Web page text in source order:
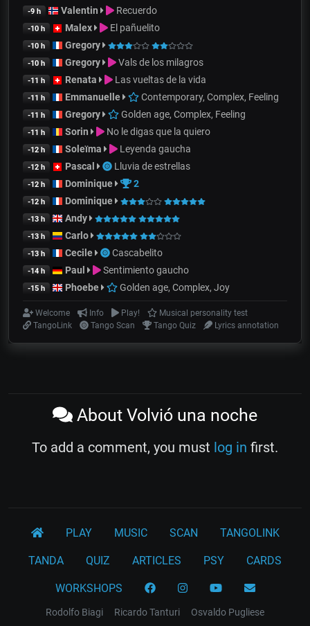
-9 h Valentin Recuerdo
-10 h Malex El pañuelito
-10 h Gregory
-10 h Gregory Vals de los milagros
-11 h Renata Las vueltas de la vida
-11 h Emmanuelle Contemporary, Complex, Feeling
-11 h Gregory Golden age, Complex, Feeling
-11 h Sorin No le digas que la quiero
-12 h Soleïma Leyenda gaucha
-12 h Pascal Lluvia de estrellas
-12 h Dominique 2
-12 h Dominique
-13 h Andy
-13 h Carlo
-13 h Cecile Cascabelito
-14 h Paul Sentimiento gaucho
-15 h Phoebe Golden age, Complex, Joy
Welcome Info Play!
Musical personality test
TangoLink
Tango Scan Tango Quiz Lyrics annotation
About Volvió una noche
To add a comment, you must log in first.
PLAY MUSIC SCAN TANGOLINK
TANDA QUIZ ARTICLES PSY CARDS
WORKSHOPS
Rodolfo Biagi Ricardo Tanturi Osvaldo Pugliese